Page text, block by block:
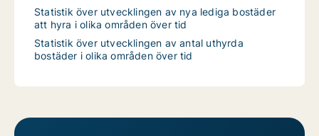
Statistik över utvecklingen av nya lediga bostäder
att hyra i olika områden över tid
Statistik över utvecklingen av antal uthyrda
bostäder i olika områden över tid